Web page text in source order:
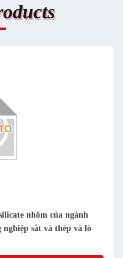
lò bếp bếp lưng lớp phủ tiết
cháy chống cháy chống